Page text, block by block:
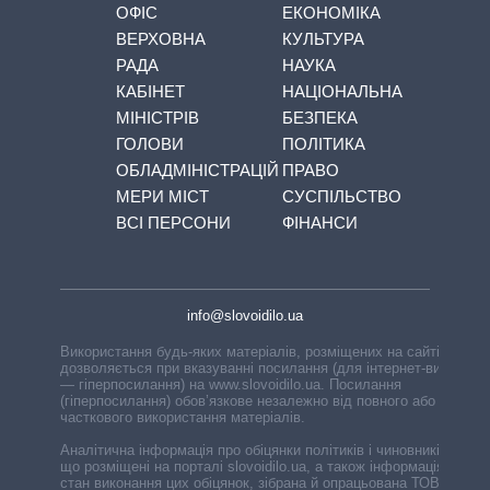
ОФІС
ВЕРХОВНА
РАДА
КАБІНЕТ
МІНІСТРІВ
ГОЛОВИ
ОБЛАДМІНІСТРАЦІЙ
МЕРИ МІСТ
ВСІ ПЕРСОНИ
ЕКОНОМІКА
КУЛЬТУРА
НАУКА
НАЦІОНАЛЬНА
БЕЗПЕКА
ПОЛІТИКА
ПРАВО
СУСПІЛЬСТВО
ФІНАНСИ
info@slovoidilo.ua
Використання будь-яких матеріалів, розміщених на сайті,
дозволяється при вказуванні посилання (для інтернет-видань
— гіперпосилання) на www.slovoidilo.ua. Посилання
(гіперпосилання) обов’язкове незалежно від повного або
часткового використання матеріалів.
Аналітична інформація про обіцянки політиків і чиновників,
що розміщені на порталі slovoidilo.ua, а також інформація про
стан виконання цих обіцянок, зібрана й опрацьована ТОВ «ІА